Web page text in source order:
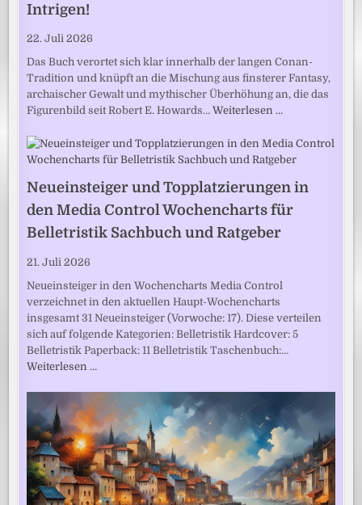
Intrigen!
22. Juli 2026
Das Buch verortet sich klar innerhalb der langen Conan-
Tradition und knüpft an die Mischung aus finsterer Fantasy,
archaischer Gewalt und mythischer Überhöhung an, die das
Figurenbild seit Robert E. Howards…Weiterlesen …
Neueinsteiger und Topplatzierungen in
den Media Control Wochencharts für
Belletristik Sachbuch und Ratgeber
21. Juli 2026
Neueinsteiger in den Wochencharts Media Control
verzeichnet in den aktuellen Haupt-Wochencharts
insgesamt 31 Neueinsteiger (Vorwoche: 17). Diese verteilen
sich auf folgende Kategorien: Belletristik Hardcover: 5
Belletristik Paperback: 11 Belletristik Taschenbuch:…
Weiterlesen …